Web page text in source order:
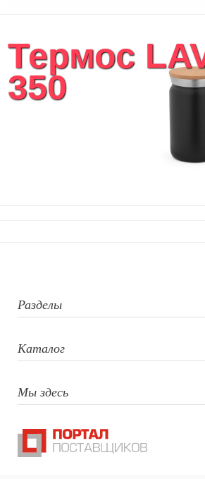
Текстиль для ванной комнаты
Кухонные приспособления
Кухонный текстиль
Ножи разделочные доски
Домашний текстиль
Антистрессы
Светоотражатели
Термос
350
Разделы
Каталог
Мы здесь